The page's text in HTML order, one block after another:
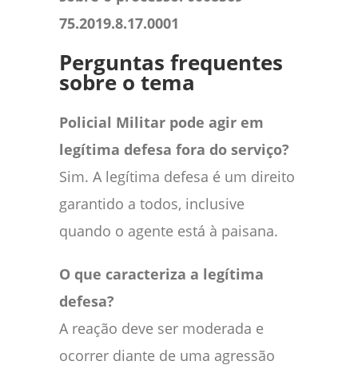
75.2019.8.17.0001
Perguntas frequentes
sobre o tema
Policial Militar pode agir em
legítima defesa fora do serviço?
Sim. A legítima defesa é um direito
garantido a todos, inclusive
quando o agente está à paisana.
O que caracteriza a legítima
defesa?
A reação deve ser moderada e
ocorrer diante de uma agressão